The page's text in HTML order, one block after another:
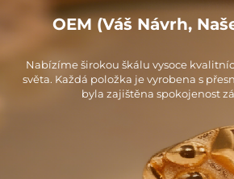
OEM (Váš Návrh,
Nabízíme širokou škálu vysoce
světa. Každá položka je vyrobena s
byla zajištěna spokojenost